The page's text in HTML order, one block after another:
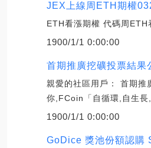
JEX上線周ETH期權
ETH看漲期權 代碼周
1900/1/1 0:00:00
首期推廣挖礦投票結果
親愛的社區用戶： 首期
你,FCoin「自循環,自生
1900/1/1 0:00:00
GoDice 獎池份額認購